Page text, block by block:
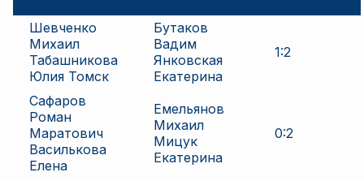
Шевченко
Михаил
Табашникова
Юлия Томск
Бутаков
Вадим
Янковская
Екатерина
1:2
Сафаров
Роман
Маратович
Василькова
Елена
Емельянов
Михаил
Мицук
Екатерина
0:2